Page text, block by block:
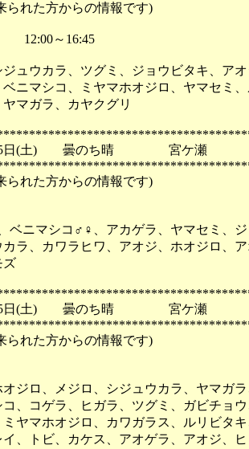
られた方からの情報です)
12:00～16:45
ジュウカラ、ツグミ、ジョウビタキ、ア
マシコ、ミヤマホオジロ、ヤマセミ、
ガラ、カヤクグリ
25日(土) 曇のち晴 宮ケ瀬
られた方からの情報です)
ベニマシコ♂♀、アカゲラ、ヤマセミ、
、カワラヒワ、アオジ、ホオジロ、ア
25日(土) 曇のち晴 宮ケ瀬
られた方からの情報です)
オジロ、メジロ、シジュウカラ、ヤマガ
コゲラ、ヒガラ、ツグミ、ガビチョウ
マホオジロ、カワガラス、ルリビタキ
トビ、カケス、アオゲラ、アオジ、ヒ